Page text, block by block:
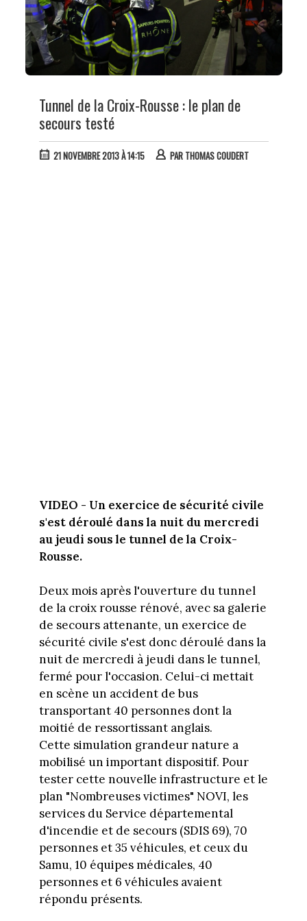
Tunnel de la Croix-Rousse : le plan de
secours testé
21 NOVEMBRE 2013 À 14:15 PAR THOMAS COUDERT
VIDEO - Un exercice de sécurité civile
s'est déroulé dans la nuit du mercredi
au jeudi sous le tunnel de la Croix-
Rousse.
Deux mois après l'ouverture du tunnel
de la croix rousse rénové, avec sa galerie
de secours attenante, un exercice de
sécurité civile s'est donc déroulé dans la
nuit de mercredi à jeudi dans le tunnel,
fermé pour l'occasion. Celui-ci mettait
en scène un accident de bus
transportant 40 personnes dont la
moitié de ressortissant anglais.
Cette simulation grandeur nature a
mobilisé un important dispositif. Pour
tester cette nouvelle infrastructure et le
plan "Nombreuses victimes" NOVI, les
services du Service départemental
d'incendie et de secours (SDIS 69), 70
personnes et 35 véhicules, et ceux du
Samu, 10 équipes médicales, 40
personnes et 6 véhicules avaient
répondu présents.